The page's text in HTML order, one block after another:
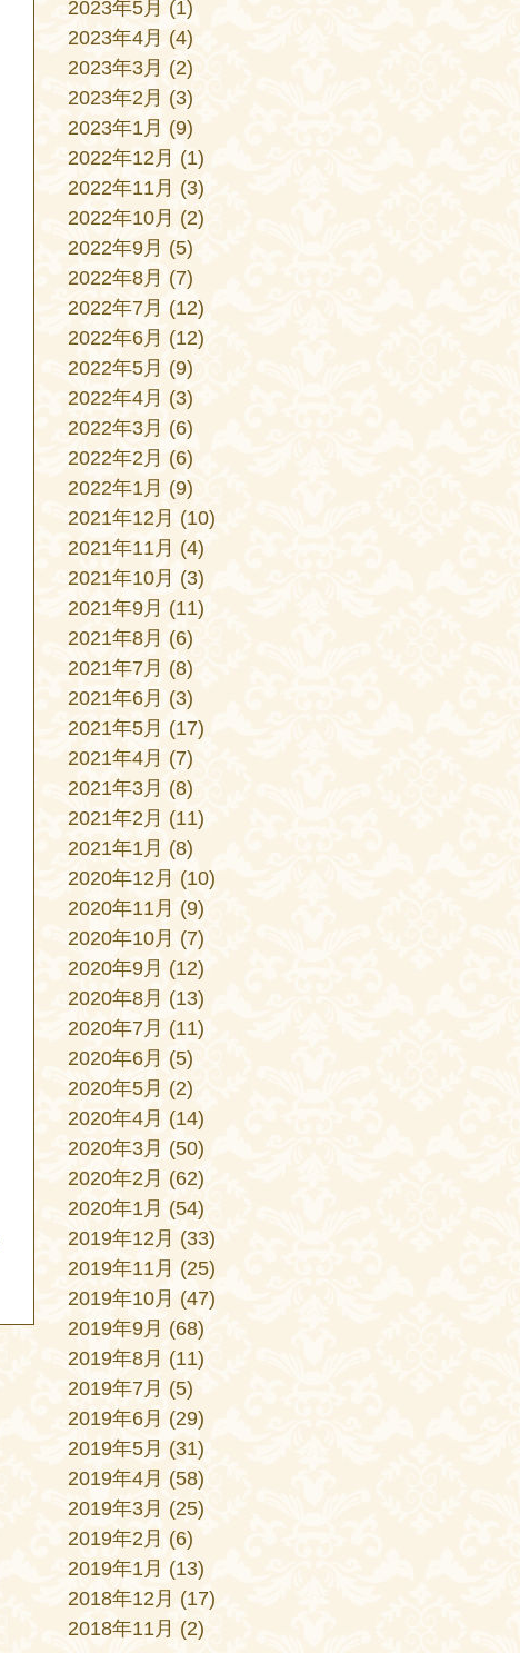
2023年5月 (1)
2023年4月 (4)
2023年3月 (2)
2023年2月 (3)
2023年1月 (9)
2022年12月 (1)
2022年11月 (3)
2022年10月 (2)
2022年9月 (5)
2022年8月 (7)
2022年7月 (12)
2022年6月 (12)
2022年5月 (9)
2022年4月 (3)
2022年3月 (6)
2022年2月 (6)
2022年1月 (9)
2021年12月 (10)
2021年11月 (4)
2021年10月 (3)
2021年9月 (11)
2021年8月 (6)
2021年7月 (8)
2021年6月 (3)
2021年5月 (17)
2021年4月 (7)
2021年3月 (8)
2021年2月 (11)
2021年1月 (8)
2020年12月 (10)
2020年11月 (9)
2020年10月 (7)
2020年9月 (12)
2020年8月 (13)
2020年7月 (11)
2020年6月 (5)
2020年5月 (2)
2020年4月 (14)
2020年3月 (50)
2020年2月 (62)
2020年1月 (54)
2019年12月 (33)
2019年11月 (25)
2019年10月 (47)
2019年9月 (68)
2019年8月 (11)
2019年7月 (5)
2019年6月 (29)
2019年5月 (31)
2019年4月 (58)
2019年3月 (25)
2019年2月 (6)
2019年1月 (13)
2018年12月 (17)
2018年11月 (2)